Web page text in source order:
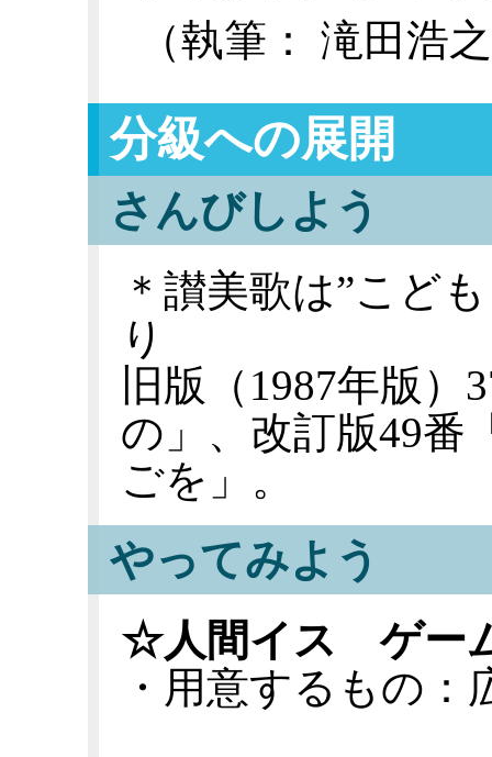
（執筆： 滝田浩
分級への展開
さんびしよう
＊讃美歌は”こど
り
旧版（1987年版
の」、改訂版49番
ごを」。
やってみよう
☆人間イス ゲー
・用意するもの：